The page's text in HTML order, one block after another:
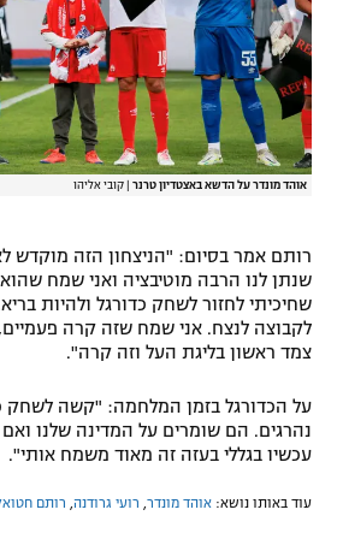
אוהד מונדר על הדשא באצטדיון טרנר קובי אליהו
רותם אמר בסיום: "הניצחון הזה מוקדש
שנתן לנו הרבה מוטיבציה ואני שמח
שחיכיתי לחזור לשחק כדורגל ולהיות
לקבוצה לנצח. אני שמח שזה קרה
צמד ראשון בליגת העל וזה קרה".
על הכדורגל בזמן המלחמה: "קשה לשחק
נהרגים. הם שומרים על המדינה שלנו
עכשיו בגללי בעזה זה מאוד משמח אותי".
עוד באותו נושא: אוהד מונדר רועי גרודנה רותם